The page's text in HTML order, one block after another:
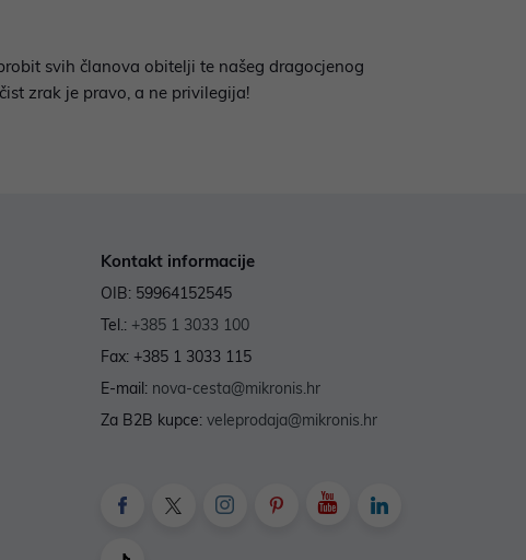
svih članova obitelji te našeg dragocjenog
zrak je pravo, a ne privilegija!
Kontakt informacije
OIB: 59964152545
Tel.: +385 1 3033 100
Fax: +385 1 3033 115
E-mail: nova-cesta@mikronis.hr
Za B2B kupce: veleprodaja@mikronis.hr